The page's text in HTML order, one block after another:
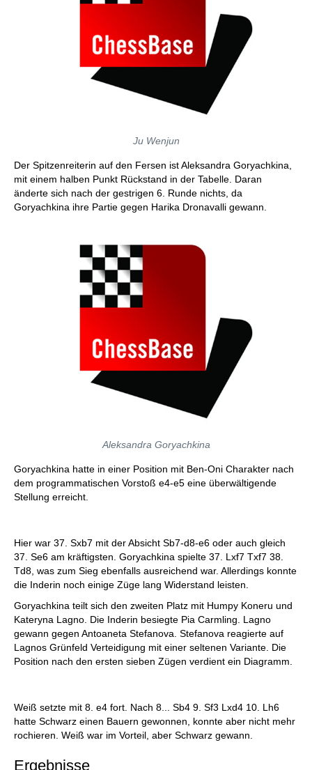
Ju Wenjun
Der Spitzenreiterin auf den Fersen ist Aleksandra Goryachkina,
mit einem halben Punkt Rückstand in der Tabelle. Daran
änderte sich nach der gestrigen 6. Runde nichts, da
Goryachkina ihre Partie gegen Harika Dronavalli gewann.
Aleksandra Goryachkina
Goryachkina hatte in einer Position mit Ben-Oni Charakter nach
dem programmatischen Vorstoß e4-e5 eine überwältigende
Stellung erreicht.
Hier war 37. Sxb7 mit der Absicht Sb7-d8-e6 oder auch gleich
37. Se6 am kräftigsten. Goryachkina spielte 37. Lxf7 Txf7 38.
Td8, was zum Sieg ebenfalls ausreichend war. Allerdings konnte
die Inderin noch einige Züge lang Widerstand leisten.
Goryachkina teilt sich den zweiten Platz mit Humpy Koneru und
Kateryna Lagno. Die Inderin besiegte Pia Carmling. Lagno
gewann gegen Antoaneta Stefanova. Stefanova reagierte auf
Lagnos Grünfeld Verteidigung mit einer seltenen Variante. Die
Position nach den ersten sieben Zügen verdient ein Diagramm.
Weiß setzte mit 8. e4 fort. Nach 8... Sb4 9. Sf3 Lxd4 10. Lh6
hatte Schwarz einen Bauern gewonnen, konnte aber nicht mehr
rochieren. Weiß war im Vorteil, aber Schwarz gewann.
Ergebnisse